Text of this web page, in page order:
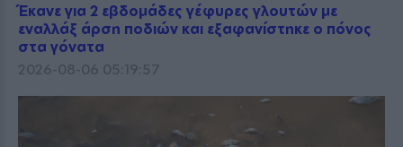
Έκανε για 2 εβδομάδες γέφυρες γλουτών με
εναλλάξ άρση ποδιών και εξαφανίστηκε ο πόνος
στα γόνατα
2026-08-06 05:19:57